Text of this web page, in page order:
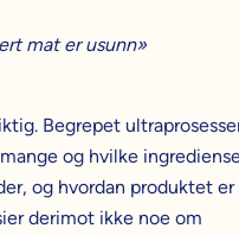
mat er usunn»
Begrepet
og hvilke
og hvordan produktet er
derimot ikke noe om